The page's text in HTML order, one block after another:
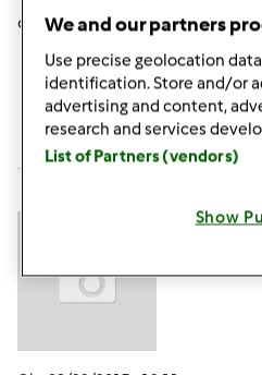
ok mi sa che ho risposto a
In
Accedi registrati
We and our partners
Use precise geolocation
identification. Store and/or
advertising and content,
research and services
List of Partners (vendors)
Show